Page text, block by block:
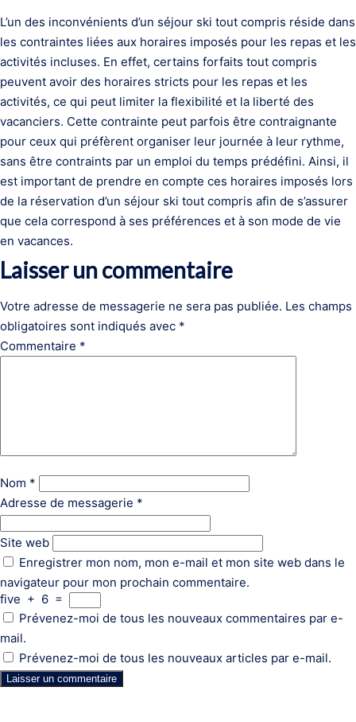
L’un des inconvénients d’un séjour ski tout compris réside dans
les contraintes liées aux horaires imposés pour les repas et les
activités incluses. En effet, certains forfaits tout compris
peuvent avoir des horaires stricts pour les repas et les
activités, ce qui peut limiter la flexibilité et la liberté des
vacanciers. Cette contrainte peut parfois être contraignante
pour ceux qui préfèrent organiser leur journée à leur rythme,
sans être contraints par un emploi du temps prédéfini. Ainsi, il
est important de prendre en compte ces horaires imposés lors
de la réservation d’un séjour ski tout compris afin de s’assurer
que cela correspond à ses préférences et à son mode de vie
en vacances.
Laisser un commentaire
Votre adresse de messagerie ne sera pas publiée. Les champs
obligatoires sont indiqués avec *
Commentaire *
Nom *
Adresse de messagerie *
Site web
Enregistrer mon nom, mon e-mail et mon site web dans le
navigateur pour mon prochain commentaire.
five + 6 =
Prévenez-moi de tous les nouveaux commentaires par e-
mail.
Prévenez-moi de tous les nouveaux articles par e-mail.